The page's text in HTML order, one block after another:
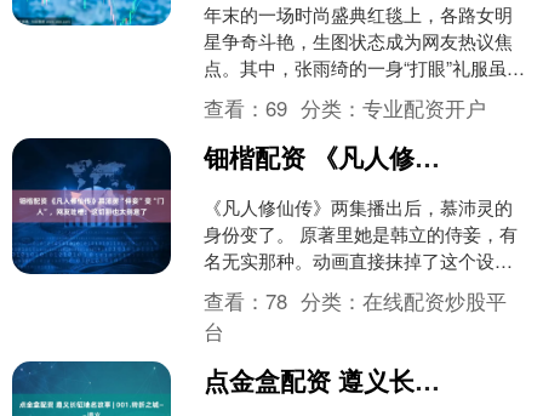
年末的一场时尚盛典红毯上，各路女明
星争奇斗艳，生图状态成为网友热议焦
点。其中，张雨绮的一身“打眼”礼服虽然
抢尽风头，但高清镜头下，她略显圆润
的脸庞和清晰可见的双....
查看：69 分类：专业配资开户
钿楷配资 《凡人修仙传》慕沛灵“侍妾”变“门人”，网友吐槽：这切割也太刻意了
《凡人修仙传》两集播出后，慕沛灵的
身份变了。 原著里她是韩立的侍妾，有
名无实那种。动画直接抹掉了这个设
定，改口叫“门人”。 就是一句台词的事，
又在网上引起轩然大....
查看：78 分类：在线配资炒股平
台
点金盒配资 遵义长征地名故事 | 001.转折之城——遵义